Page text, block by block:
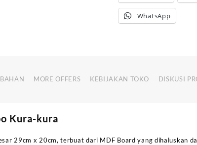
WhatsApp
MORE OFFERS KEBIJAKAN TOKO DISKUSI
Kura-kura
29cm x 20cm, terbuat dari MDF Board yang dihaluskan